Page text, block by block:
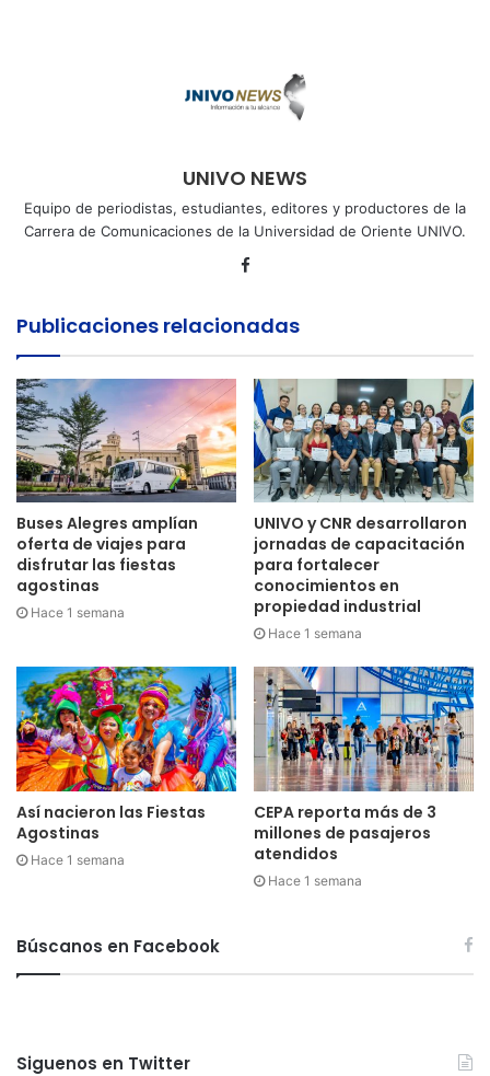
UNIVO NEWS
Equipo de periodistas, estudiantes, editores y productores de la
Carrera de Comunicaciones de la Universidad de Oriente UNIVO.
Facebook
Publicaciones relacionadas
Buses Alegres amplían
oferta de viajes para
disfrutar las fiestas
agostinas
Hace 1 semana
UNIVO y CNR desarrollaron
jornadas de capacitación
para fortalecer
conocimientos en
propiedad industrial
Hace 1 semana
Así nacieron las Fiestas
Agostinas
Hace 1 semana
CEPA reporta más de 3
millones de pasajeros
atendidos
Hace 1 semana
Búscanos en Facebook
Siguenos en Twitter